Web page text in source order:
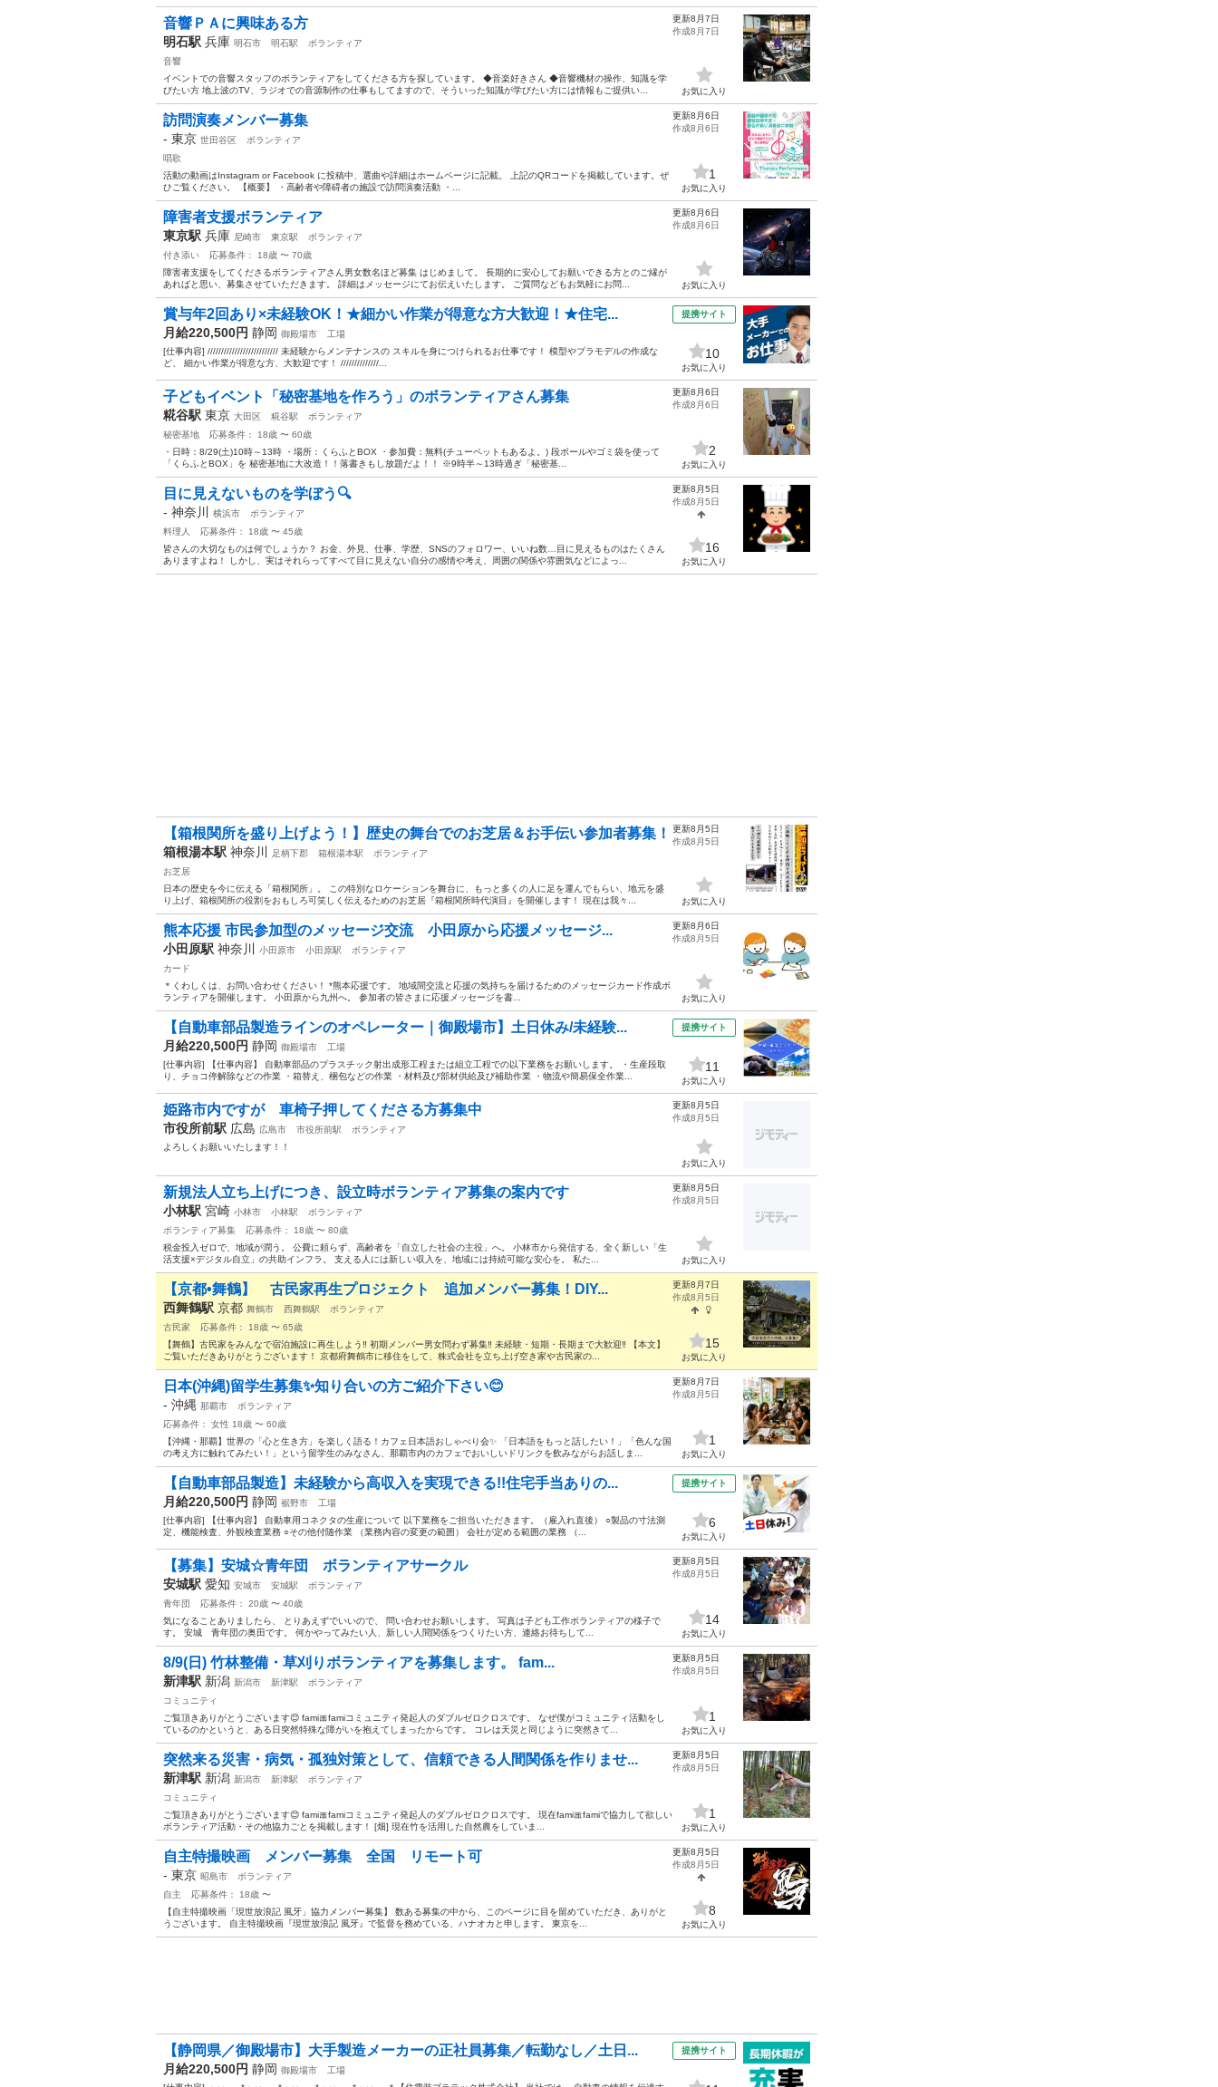
音響ＰＡに興味ある方
明石駅 兵庫 明石市 明石駅
ボランティア
音響
イベントでの音響スタッフのボランティアをしてくださる方を探しています。 ◆音楽好きさん ◆音響機材の操作、知識を学
びたい方 地上波のTV、ラジオでの音源制作の仕事もしてますので、そういった知識が学びたい方には情報もご提供い...
更新8月7日
作成8月7日
お気に入り
訪問演奏メンバー募集
- 東京 世田谷区
ボランティア
唱歌
活動の動画はInstagram or Facebook に投稿中、選曲や詳細はホームページに記載。 上記のQRコードを掲載しています。ぜ
ひご覧ください。 【概要】 ・高齢者や障碍者の施設で訪問演奏活動 ・...
更新8月6日
作成8月6日
1
お気に入り
障害者支援ボランティア
東京駅 兵庫 尼崎市 東京駅
ボランティア
付き添い
応募条件： 18歳 〜 70歳
障害者支援をしてくださるボランティアさん男女数名ほど募集 はじめまして。 長期的に安心してお願いできる方とのご縁が
あればと思い、募集させていただきます。 詳細はメッセージにてお伝えいたします。 ご質問などもお気軽にお問...
更新8月6日
作成8月6日
お気に入り
賞与年2回あり×未経験OK！★細かい作業が得意な方大歓迎！★住宅...
月給220,500円 静岡 御殿場市
工場
[仕事内容] ////////////////////////// 未経験からメンテナンスの スキルを身につけられるお仕事です！ 模型やプラモデルの作成な
ど、 細かい作業が得意な方、大歓迎です！ //////////////...
提携サイト
10
お気に入り
子どもイベント「秘密基地を作ろう」のボランティアさん募集
糀谷駅 東京 大田区 糀谷駅
ボランティア
秘密基地
応募条件： 18歳 〜 60歳
・日時：8/29(土)10時～13時 ・場所：くらふとBOX ・参加費：無料(チューペットもあるよ。) 段ボールやゴミ袋を使って
「くらふとBOX」を 秘密基地に大改造！！落書きもし放題だよ！！ ※9時半～13時過ぎ「秘密基...
更新8月6日
作成8月6日
2
お気に入り
目に見えないものを学ぼう🔍
- 神奈川 横浜市
ボランティア
料理人
応募条件： 18歳 〜 45歳
皆さんの大切なものは何でしょうか？ お金、外見、仕事、学歴、SNSのフォロワー、いいね数…目に見えるものはたくさん
ありますよね！ しかし、実はそれらってすべて目に見えない自分の感情や考え、周囲の関係や雰囲気などによっ...
更新8月5日
作成8月5日
16
お気に入り
【箱根関所を盛り上げよう！】歴史の舞台でのお芝居＆お手伝い参加者募集！
箱根湯本駅 神奈川 足柄下郡 箱根湯本駅
ボランティア
お芝居
日本の歴史を今に伝える「箱根関所」。 この特別なロケーションを舞台に、もっと多くの人に足を運んでもらい、地元を盛
り上げ、箱根関所の役割をおもしろ可笑しく伝えるためのお芝居『箱根関所時代演目』を開催します！ 現在は我々...
更新8月5日
作成8月5日
お気に入り
熊本応援 市民参加型のメッセージ交流 小田原から応援メッセージ...
小田原駅 神奈川 小田原市 小田原駅
ボランティア
カード
＊くわしくは、お問い合わせください！ *熊本応援です。 地域間交流と応援の気持ちを届けるためのメッセージカード作成ボ
ランティアを開催します。 小田原から九州へ。 参加者の皆さまに応援メッセージを書...
更新8月6日
作成8月5日
お気に入り
【自動車部品製造ラインのオペレーター｜御殿場市】土日休み/未経験...
月給220,500円 静岡 御殿場市
工場
[仕事内容] 【仕事内容】 自動車部品のプラスチック射出成形工程または組立工程での以下業務をお願いします。 ・生産段取
り、チョコ停解除などの作業 ・箱替え、梱包などの作業 ・材料及び部材供給及び補助作業 ・物流や簡易保全作業...
提携サイト
11
お気に入り
姫路市内ですが 車椅子押してくださる方募集中
市役所前駅 広島 広島市 市役所前駅
ボランティア
よろしくお願いいたします！！
更新8月5日
作成8月5日
お気に入り
新規法人立ち上げにつき、設立時ボランティア募集の案内です
小林駅 宮崎 小林市 小林駅
ボランティア
ボランティア募集
応募条件： 18歳 〜 80歳
税金投入ゼロで、地域が潤う。 公費に頼らず、高齢者を「自立した社会の主役」へ。 小林市から発信する、全く新しい「生
活支援×デジタル自立」の共助インフラ。 支える人には新しい収入を、地域には持続可能な安心を。 私た...
更新8月5日
作成8月5日
お気に入り
【京都•舞鶴】 古民家再生プロジェクト 追加メンバー募集！DIY...
西舞鶴駅 京都 舞鶴市 西舞鶴駅
ボランティア
古民家
応募条件： 18歳 〜 65歳
【舞鶴】古民家をみんなで宿泊施設に再生しよう‼️ 初期メンバー男女問わず募集‼️ 未経験・短期・長期まで大歓迎‼️ 【本文】
ご覧いただきありがとうございます！ 京都府舞鶴市に移住をして、株式会社を立ち上げ空き家や古民家の...
更新8月7日
作成8月5日
15
お気に入り
日本(沖縄)留学生募集✨知り合いの方ご紹介下さい😊
- 沖縄 那覇市
ボランティア
応募条件： 女性 18歳 〜 60歳
【沖縄・那覇】世界の「心と生き方」を楽しく語る！カフェ日本語おしゃべり会✨ 「日本語をもっと話したい！」「色んな国
の考え方に触れてみたい！」という留学生のみなさん、那覇市内のカフェでおいしいドリンクを飲みながらお話しま...
更新8月7日
作成8月5日
1
お気に入り
【自動車部品製造】未経験から高収入を実現できる!!住宅手当ありの...
月給220,500円 静岡 裾野市
工場
[仕事内容] 【仕事内容】 自動車用コネクタの生産について 以下業務をご担当いただきます。（雇入れ直後） ○製品の寸法測
定、機能検査、外観検査業務 ○その他付随作業 （業務内容の変更の範囲） 会社が定める範囲の業務 （...
提携サイト
6
お気に入り
【募集】安城☆青年団 ボランティアサークル
安城駅 愛知 安城市 安城駅
ボランティア
青年団
応募条件： 20歳 〜 40歳
気になることありましたら、 とりあえずでいいので、 問い合わせお願いします。 写真は子ども工作ボランティアの様子で
す。 安城 青年団の奥田です。 何かやってみたい人、新しい人間関係をつくりたい方、連絡お待ちして...
更新8月5日
作成8月5日
14
お気に入り
8/9(日) 竹林整備・草刈りボランティアを募集します。 fam...
新津駅 新潟 新潟市 新津駅
ボランティア
コミュニティ
ご覧頂きありがとうございます😊 fami🎀famiコミュニティ発起人のダブルゼロクロスです。 なぜ僕がコミュニティ活動をし
ているのかというと、ある日突然特殊な障がいを抱えてしまったからです。 コレは天災と同じように突然きて...
更新8月5日
作成8月5日
1
お気に入り
突然来る災害・病気・孤独対策として、信頼できる人間関係を作りませ...
新津駅 新潟 新潟市 新津駅
ボランティア
コミュニティ
ご覧頂きありがとうございます😊 fami🎀famiコミュニティ発起人のダブルゼロクロスです。 現在fami🎀famiで協力して欲しい
ボランティア活動・その他協力ごとを掲載します！ [畑] 現在竹を活用した自然農をしていま...
更新8月5日
作成8月5日
1
お気に入り
自主特撮映画 メンバー募集 全国 リモート可
- 東京 昭島市
ボランティア
自主
応募条件： 18歳 〜
【自主特撮映画「現世放浪記 風牙」協力メンバー募集】 数ある募集の中から、このページに目を留めていただき、ありがと
うございます。 自主特撮映画『現世放浪記 風牙』で監督を務めている、ハナオカと申します。 東京を...
更新8月5日
作成8月5日
8
お気に入り
【静岡県／御殿場市】大手製造メーカーの正社員募集／転勤なし／土日...
月給220,500円 静岡 御殿場市
工場
提携サイト